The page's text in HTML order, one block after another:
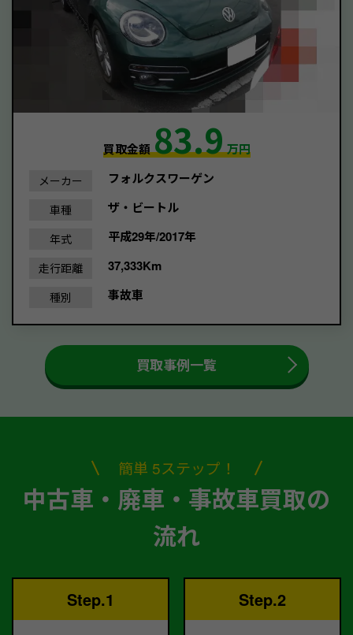
買取金額83.9万円
メーカー フォルクスワーゲン
車種 ザ・ビートル
年式 平成29年/2017年
走行距離 37,333Km
種別 事故車
買取事例一覧
簡単 5ステップ！
中古車・廃車・事故車買取の
流れ
Step.1 Step.2